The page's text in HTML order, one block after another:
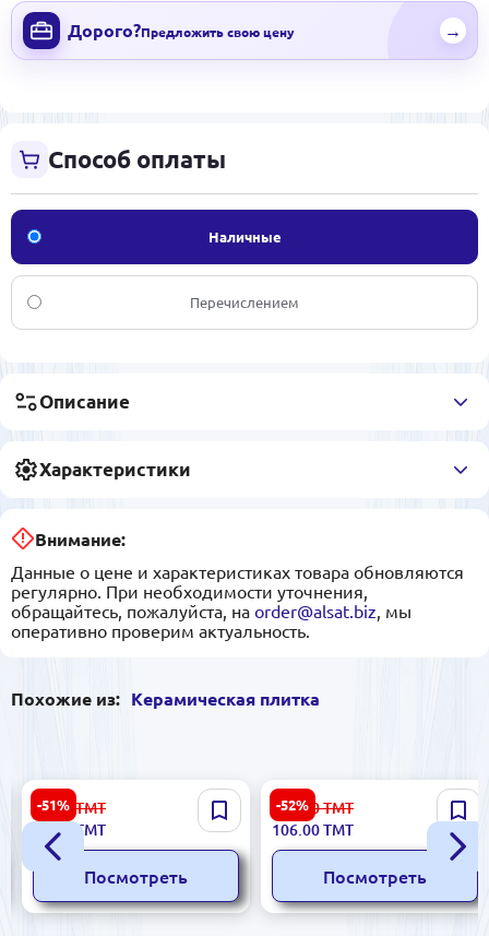
Дорого?Предложить свою цену →
Способ оплаты
Наличные
Перечислением
Описание
Характеристики
Внимание:
Данные о цене и характеристиках товара обновляются
регулярно. При необходимости уточнения,
обращайтесь, пожалуйста, на order@alsat.biz , мы
оперативно проверим актуальность.
Похожие из: Керамическая плитка
-51%
Aurora 5901303043693 |
Керамическая плитка
30x30 см Ciemna для
бизнеса
89.00 ТМТ
43.00
ТМТ
Посмотреть
-52%
Dream 5900499053950 |
Керамическая плитка
30x60 см глазурованная (4
шт/уп)
223.00ТМТ
106.00ТМТ
Посмотреть